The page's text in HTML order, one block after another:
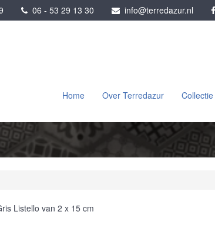
06 - 53 29 13 30 info@terredazur.nl
Home Over Terredazur Collectie
Listello van 2 x 15 cm